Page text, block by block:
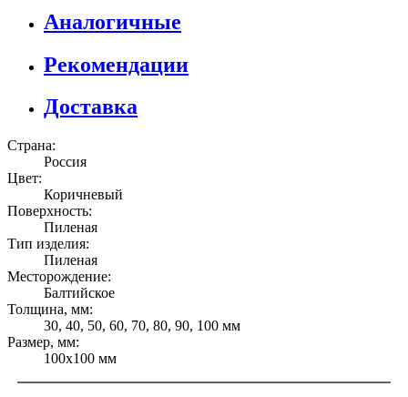
Аналогичные
Рекомендации
Доставка
Страна:
Россия
Цвет:
Коричневый
Поверхность:
Пиленая
Тип изделия:
Пиленая
Месторождение:
Балтийское
Толщина, мм:
30, 40, 50, 60, 70, 80, 90, 100 мм
Размер, мм:
100x100 мм